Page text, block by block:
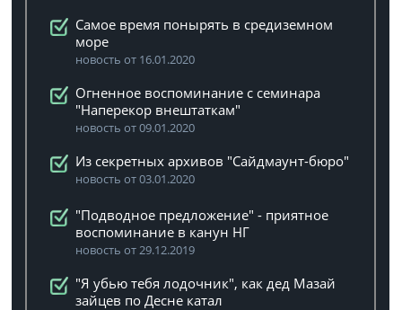
Самое время понырять в средиземном
море
новость от 16.01.2020
Огненное воспоминание с семинара
"Наперекор внештаткам"
новость от 09.01.2020
Из секретных архивов "Сайдмаунт-бюро"
новость от 03.01.2020
"Подводное предложение" - приятное
воспоминание в канун НГ
новость от 29.12.2019
"Я убью тебя лодочник", как дед Мазай
зайцев по Десне катал